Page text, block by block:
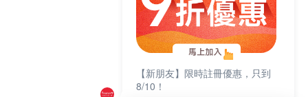
【新朋友】限時註冊優惠，只到
8/10！